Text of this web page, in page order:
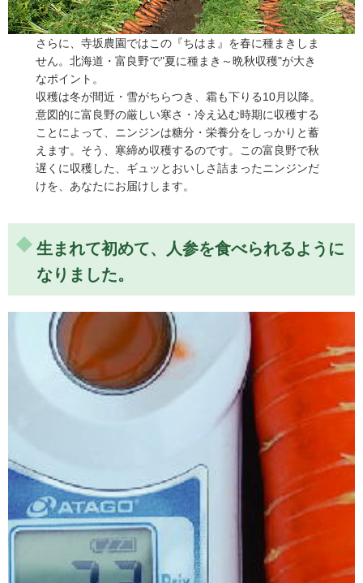
さらに、寺坂農園ではこの『ちはま』を春に種まきしま
せん。北海道・富良野で"夏に種まき～晩秋収穫"が大き
なポイント。
収穫は冬が間近・雪がちらつき、霜も下りる10月以降。
意図的に富良野の厳しい寒さ・冷え込む時期に収穫する
ことによって、ニンジンは糖分・栄養分をしっかりと蓄
えます。そう、寒締め収穫するのです。この富良野で秋
遅くに収穫した、ギュッとおいしさ詰まったニンジンだ
けを、あなたにお届けします。
生まれて初めて、人参を食べられるように
なりました。